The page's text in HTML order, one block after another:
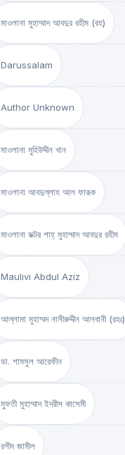
মাওলানা মুহাম্মাদ আবদুর রহীম (রহ)
Darussalam
Author Unknown
মাওলানা মুহিউদ্দীন খান
মাওলানা আবদুল্লাহ আল ফারূক
মাওলানা ডক্টর শাহ্‌ মুহাম্মাদ আবদুর রহীম
Maulivi Abdul Aziz
আল্লামা মুহাম্মদ নাসীরুদ্দীন আলবানী (রহঃ)
ডা. শামসুল আরেফীন
মুফতী মুহাম্মাদ ইদরীস কাসেমী
রশীদ জামীল